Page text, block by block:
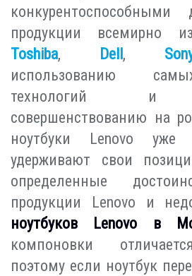
продукции всемирно
Toshiba, Dell ,
использованию
технологий и
совершенствованию на
ноутбуки Lenovo уже
удерживают свои
определенные
продукции Lenovo и
ноутбуков Lenovo в
компоновки
поэтому если ноутбук